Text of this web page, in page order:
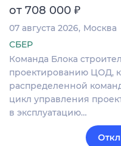
от 708 000 ₽
07 августа 2026 Москва
СБЕР
Команда Блока
проектированию ЦОД,
распределенной
цикл управления
в эксплуатацию…